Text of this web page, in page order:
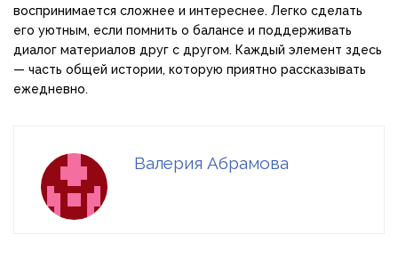
воспринимается сложнее и интереснее. Легко сделать
его уютным, если помнить о балансе и поддерживать
диалог материалов друг с другом. Каждый элемент здесь
— часть общей истории, которую приятно рассказывать
ежедневно.
Валерия Абрамова